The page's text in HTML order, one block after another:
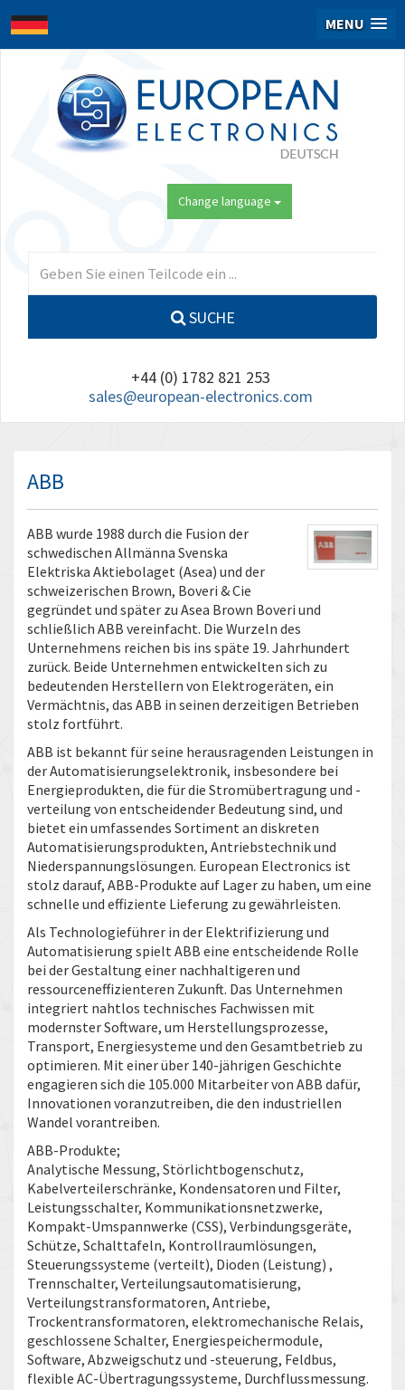
MENU
Change language
SUCHE
+44 (0) 1782 821 253
sales@european-electronics.com
ABB
ABB wurde 1988 durch die Fusion der
schwedischen Allmänna Svenska
Elektriska Aktiebolaget (Asea) und der
schweizerischen Brown, Boveri & Cie
gegründet und später zu Asea Brown Boveri und
schließlich ABB vereinfacht. Die Wurzeln des
Unternehmens reichen bis ins späte 19. Jahrhundert
zurück. Beide Unternehmen entwickelten sich zu
bedeutenden Herstellern von Elektrogeräten, ein
Vermächtnis, das ABB in seinen derzeitigen Betrieben
stolz fortführt.
ABB ist bekannt für seine herausragenden Leistungen in
der Automatisierungselektronik, insbesondere bei
Energieprodukten, die für die Stromübertragung und -
verteilung von entscheidender Bedeutung sind, und
bietet ein umfassendes Sortiment an diskreten
Automatisierungsprodukten, Antriebstechnik und
Niederspannungslösungen. European Electronics ist
stolz darauf, ABB-Produkte auf Lager zu haben, um eine
schnelle und effiziente Lieferung zu gewährleisten.
Als Technologieführer in der Elektrifizierung und
Automatisierung spielt ABB eine entscheidende Rolle
bei der Gestaltung einer nachhaltigeren und
ressourceneffizienteren Zukunft. Das Unternehmen
integriert nahtlos technisches Fachwissen mit
modernster Software, um Herstellungsprozesse,
Transport, Energiesysteme und den Gesamtbetrieb zu
optimieren. Mit einer über 140-jährigen Geschichte
engagieren sich die 105.000 Mitarbeiter von ABB dafür,
Innovationen voranzutreiben, die den industriellen
Wandel vorantreiben.
ABB-Produkte;
Analytische Messung, Störlichtbogenschutz,
Kabelverteilerschränke, Kondensatoren und Filter,
Leistungsschalter, Kommunikationsnetzwerke,
Kompakt-Umspannwerke (CSS), Verbindungsgeräte,
Schütze, Schalttafeln, Kontrollraumlösungen,
Steuerungssysteme (verteilt), Dioden (Leistung) ,
Trennschalter, Verteilungsautomatisierung,
Verteilungstransformatoren, Antriebe,
Trockentransformatoren, elektromechanische Relais,
geschlossene Schalter, Energiespeichermodule,
Software, Abzweigschutz und -steuerung, Feldbus,
flexible AC-Übertragungssysteme, Durchflussmessung.